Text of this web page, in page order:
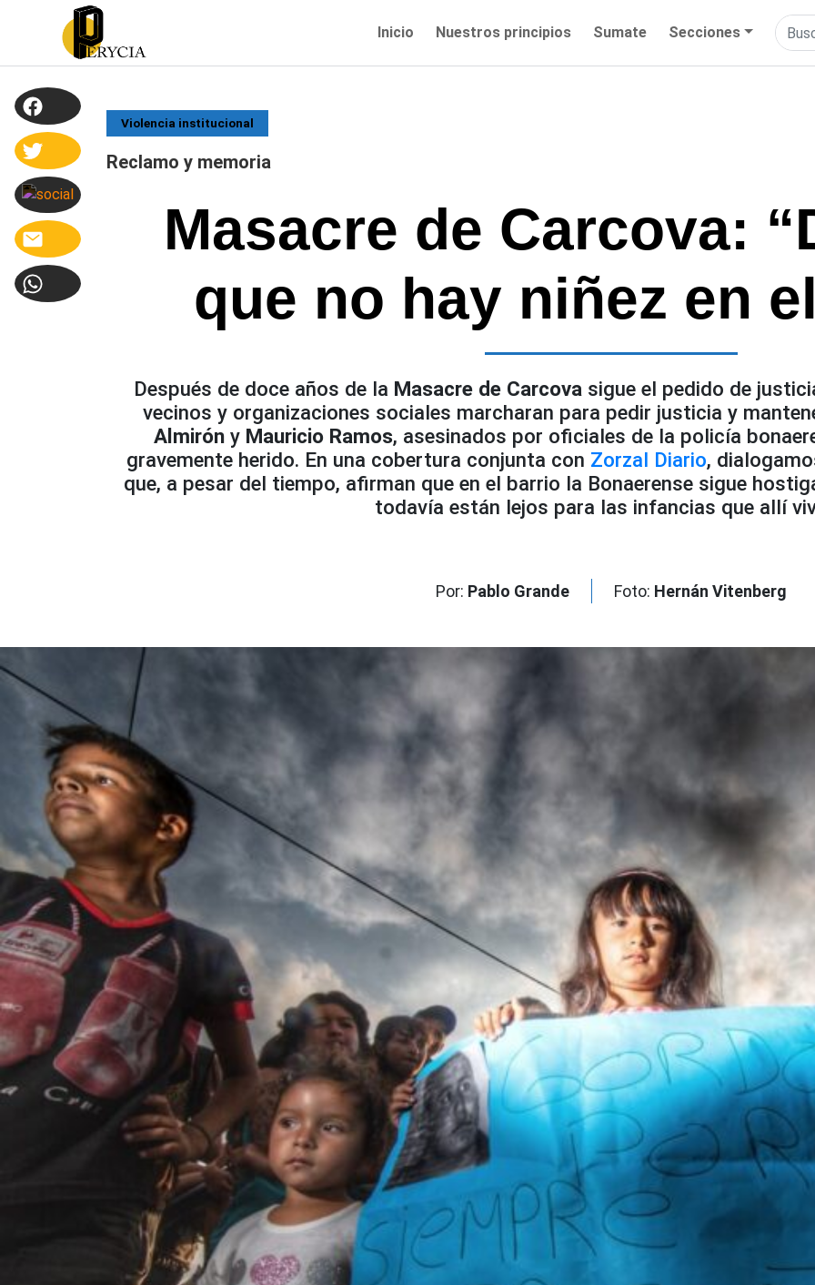
Inicio Nuestros principios Sumate Secciones
Violencia institucional
Reclamo y memoria
Masacre de Carcova:
que no hay niñez en
Después de doce años de la Masacre de Carcovasigue el pedido de
vecinos y organizaciones sociales marcharan para pedir justicia y
Almirón y Mauricio Ramos, asesinados por oficiales de la policía
gravemente herido. En una cobertura conjunta con Zorzal Diario,
que, a pesar del tiempo, afirman que en el barrio la Bonaerense sigue
todavía están lejos para las infancias que allí
Por: Pablo Grande Foto: Hernán Vitenberg